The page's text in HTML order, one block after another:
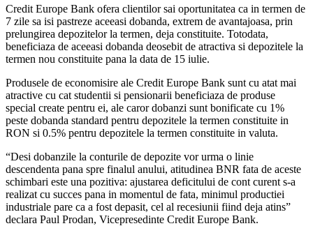
Credit Europe Bank ofera clientilor sai oportunitatea ca in termen de
7 zile sa isi pastreze aceeasi dobanda, extrem de avantajoasa, prin
prelungirea depozitelor la termen, deja constituite. Totodata,
beneficiaza de aceeasi dobanda deosebit de atractiva si depozitele la
termen nou constituite pana la data de 15 iulie.
Produsele de economisire ale Credit Europe Bank sunt cu atat mai
atractive cu cat studentii si pensionarii beneficiaza de produse
special create pentru ei, ale caror dobanzi sunt bonificate cu 1%
peste dobanda standard pentru depozitele la termen constituite in
RON si 0.5% pentru depozitele la termen constituite in valuta.
“Desi dobanzile la conturile de depozite vor urma o linie
descendenta pana spre finalul anului, atitudinea BNR fata de aceste
schimbari este una pozitiva: ajustarea deficitului de cont curent s-a
realizat cu succes pana in momentul de fata, minimul productiei
industriale pare ca a fost depasit, cel al recesiunii fiind deja atins”
declara Paul Prodan, Vicepresedinte Credit Europe Bank.